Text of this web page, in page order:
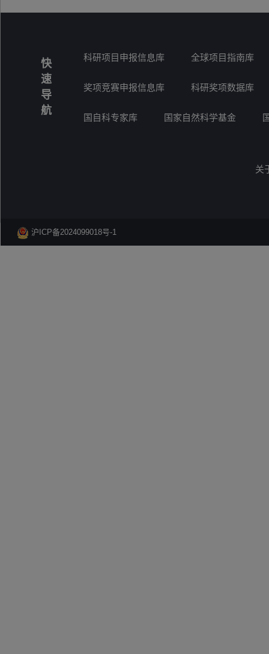
快
速
导
航
科研项目申报信息库 全球项目指南库
奖项竞赛申报信息库 科研奖项数据库
国自科专家库 国家自然科学基金
关
沪ICP备2024099018号-1